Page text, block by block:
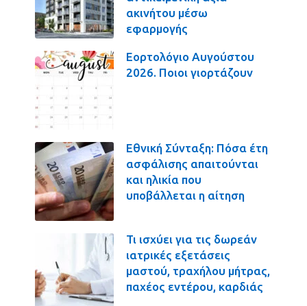
ακινήτου μέσω
εφαρμογής
Εορτολόγιο Αυγούστου
2026. Ποιοι γιορτάζουν
Εθνική Σύνταξη: Πόσα έτη
ασφάλισης απαιτούνται
και ηλικία που
υποβάλλεται η αίτηση
Τι ισχύει για τις δωρεάν
ιατρικές εξετάσεις
μαστού, τραχήλου μήτρας,
παχέος εντέρου, καρδιάς